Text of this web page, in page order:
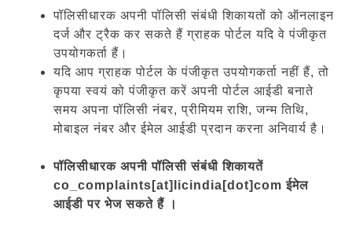
पॉलिसीधारक अपनी पॉलिसी संबंधी शिकायतों को ऑनलाइन
दर्ज और ट्रैक कर सकते हैं ग्राहक पोर्टल यदि वे पंजीकृत
उपयोगकर्ता हैं।
यदि आप ग्राहक पोर्टल के पंजीकृत उपयोगकर्ता नहीं हैं, तो
कृपया स्वयं को पंजीकृत करें अपनी पोर्टल आईडी बनाते
समय अपना पॉलिसी नंबर, प्रीमियम राशि, जन्म तिथि,
मोबाइल नंबर और ईमेल आईडी प्रदान करना अनिवार्य है।
पॉलिसीधारक अपनी पॉलिसी संबंधी शिकायतें
co_complaints[at]licindia[dot]com ईमेल
आईडी पर भेज सकते हैं ।